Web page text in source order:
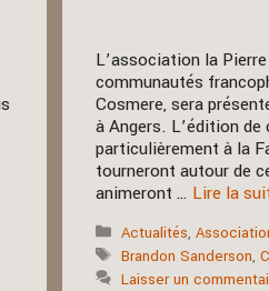
L’association la
communautés
Cosmere, sera
à Angers. L’édition
particulièrement à la
tourneront autour de
animeront … Lire la
Catégories
Actualités,
Étiquettes
Brandon Sanderson,
Laisser un